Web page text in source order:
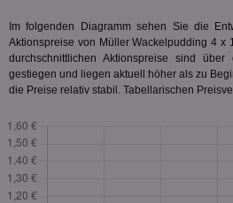
Im folgenden Diagramm sehen Sie die
Aktionspreise von Müller Wackelpudding 4 x
durchschnittlichen Aktionspreise sind
gestiegen und liegen aktuell höher als zu
die Preise relativ stabil. Tabellarischen